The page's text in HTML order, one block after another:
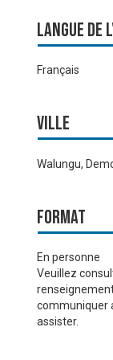
Langue
Français
Ville
Walungu,
Format
En personne
Veuillez
communiquer
assister.